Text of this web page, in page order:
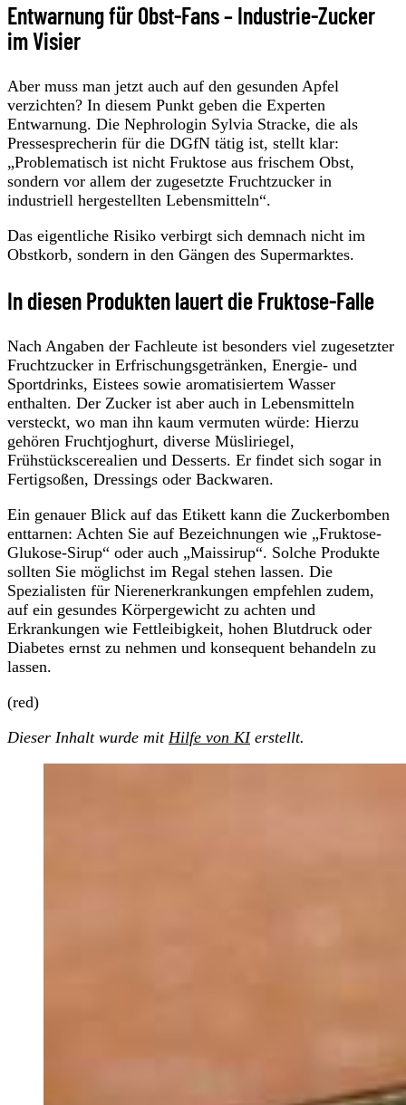
Entwarnung für Obst-Fans – Industrie-Zucker
im Visier
Aber muss man jetzt auch auf den gesunden Apfel
verzichten? In diesem Punkt geben die Experten
Entwarnung. Die Nephrologin Sylvia Stracke, die als
Pressesprecherin für die DGfN tätig ist, stellt klar:
„Problematisch ist nicht Fruktose aus frischem Obst,
sondern vor allem der zugesetzte Fruchtzucker in
industriell hergestellten Lebensmitteln“.
Das eigentliche Risiko verbirgt sich demnach nicht im
Obstkorb, sondern in den Gängen des Supermarktes.
In diesen Produkten lauert die Fruktose-Falle
Nach Angaben der Fachleute ist besonders viel zugesetzter
Fruchtzucker in Erfrischungsgetränken, Energie- und
Sportdrinks, Eistees sowie aromatisiertem Wasser
enthalten. Der Zucker ist aber auch in Lebensmitteln
versteckt, wo man ihn kaum vermuten würde: Hierzu
gehören Fruchtjoghurt, diverse Müsliriegel,
Frühstückscerealien und Desserts. Er findet sich sogar in
Fertigsoßen, Dressings oder Backwaren.
Ein genauer Blick auf das Etikett kann die Zuckerbomben
enttarnen: Achten Sie auf Bezeichnungen wie „Fruktose-
Glukose-Sirup“ oder auch „Maissirup“. Solche Produkte
sollten Sie möglichst im Regal stehen lassen. Die
Spezialisten für Nierenerkrankungen empfehlen zudem,
auf ein gesundes Körpergewicht zu achten und
Erkrankungen wie Fettleibigkeit, hohen Blutdruck oder
Diabetes ernst zu nehmen und konsequent behandeln zu
lassen.
(red)
Dieser Inhalt wurde mit Hilfe von KIerstellt.